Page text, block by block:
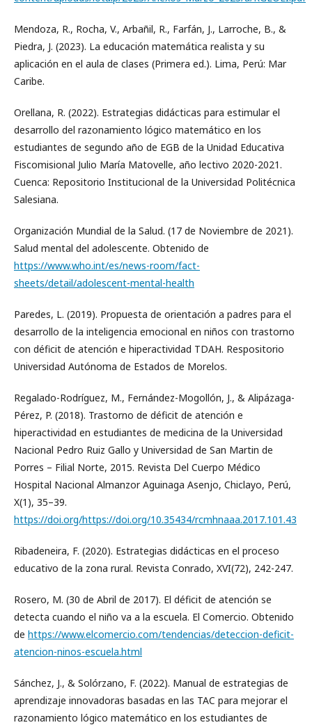
Mendoza, R., Rocha, V., Arbañil, R., Farfán, J., Larroche, B., &
Piedra, J. (2023). La educación matemática realista y su
aplicación en el aula de clases (Primera ed.). Lima, Perú: Mar
Caribe.
Orellana, R. (2022). Estrategias didácticas para estimular el
desarrollo del razonamiento lógico matemático en los
estudiantes de segundo año de EGB de la Unidad Educativa
Fiscomisional Julio María Matovelle, año lectivo 2020-2021.
Cuenca: Repositorio Institucional de la Universidad Politécnica
Salesiana.
Organización Mundial de la Salud. (17 de Noviembre de 2021).
Salud mental del adolescente. Obtenido de
https://www.who.int/es/news-room/fact-
sheets/detail/adolescent-mental-health
Paredes, L. (2019). Propuesta de orientación a padres para el
desarrollo de la inteligencia emocional en niños con trastorno
con déficit de atención e hiperactividad TDAH. Respositorio
Universidad Autónoma de Estados de Morelos.
Regalado-Rodríguez, M., Fernández-Mogollón, J., & Alipázaga-
Pérez, P. (2018). Trastorno de déficit de atención e
hiperactividad en estudiantes de medicina de la Universidad
Nacional Pedro Ruiz Gallo y Universidad de San Martin de
Porres – Filial Norte, 2015. Revista Del Cuerpo Médico
Hospital Nacional Almanzor Aguinaga Asenjo, Chiclayo, Perú,
X(1), 35–39.
https://doi.org/https://doi.org/10.35434/rcmhnaaa.2017.101.43
Ribadeneira, F. (2020). Estrategias didácticas en el proceso
educativo de la zona rural. Revista Conrado, XVI(72), 242-247.
Rosero, M. (30 de Abril de 2017). El déficit de atención se
detecta cuando el niño va a la escuela. El Comercio. Obtenido
de https://www.elcomercio.com/tendencias/deteccion-deficit-
atencion-ninos-escuela.html
Sánchez, J., & Solórzano, F. (2022). Manual de estrategias de
aprendizaje innovadoras basadas en las TAC para mejorar el
razonamiento lógico matemático en los estudiantes de